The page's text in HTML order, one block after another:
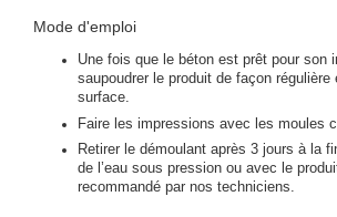
Mode d'emploi
Une fois que le béton est prêt pour son
saupoudrer le produit de façon
surface.
Faire les impressions avec les moules
Retirer le démoulant après 3 jours à la
de l’eau sous pression ou avec le
recommandé par nos techniciens.